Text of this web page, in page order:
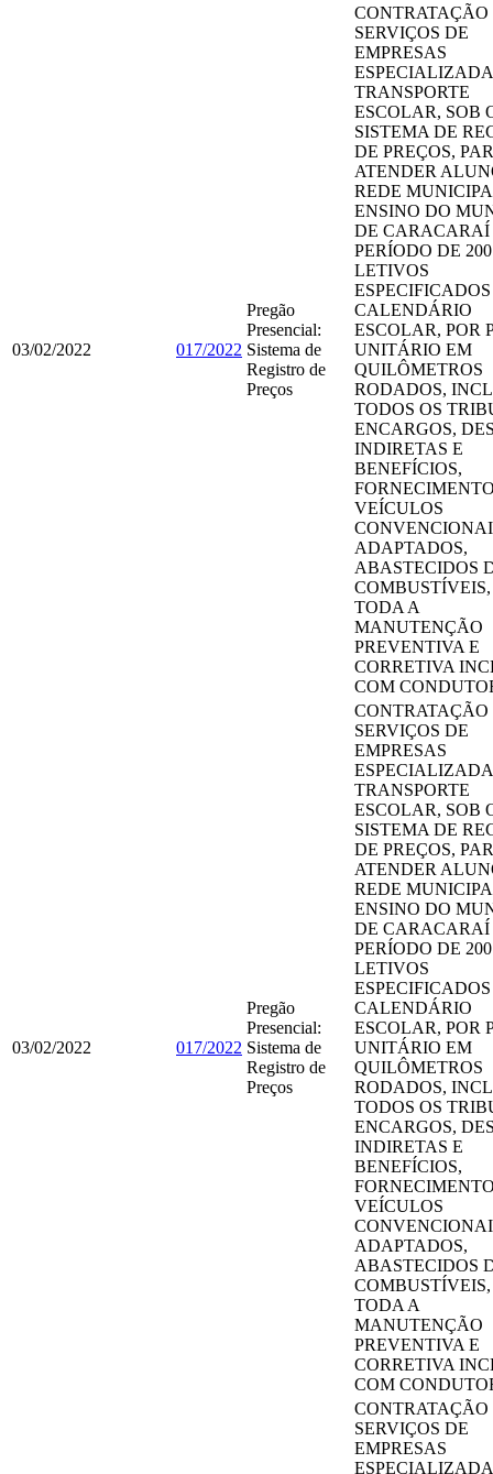
03/02/2022 017/2022
Pregão
Presencial:
Sistema de
Registro de
Preços
CONTRATAÇÃO
SERVIÇOS DE
EMPRESAS
TRANSPORTE
ESCOLAR, SOB
SISTEMA DE
DE PREÇOS,
ATENDER
REDE
ENSINO DO
DE CARACARAÍ
PERÍODO DE
LETIVOS
CALENDÁRIO
ESCOLAR, POR
UNITÁRIO EM
QUILÔMETROS
RODADOS,
TODOS OS
ENCARGOS,
INDIRETAS E
BENEFÍCIOS,
VEÍCULOS
ADAPTADOS,
ABASTECIDOS
TODA A
MANUTENÇÃO
PREVENTIVA E
CORRETIVA
COM
03/02/2022 017/2022
Pregão
Presencial:
Sistema de
Registro de
Preços
CONTRATAÇÃO
SERVIÇOS DE
EMPRESAS
TRANSPORTE
ESCOLAR, SOB
SISTEMA DE
DE PREÇOS,
ATENDER
REDE
ENSINO DO
DE CARACARAÍ
PERÍODO DE
LETIVOS
CALENDÁRIO
ESCOLAR, POR
UNITÁRIO EM
QUILÔMETROS
RODADOS,
TODOS OS
ENCARGOS,
INDIRETAS E
BENEFÍCIOS,
VEÍCULOS
ADAPTADOS,
ABASTECIDOS
TODA A
MANUTENÇÃO
PREVENTIVA E
CORRETIVA
COM
CONTRATAÇÃO
SERVIÇOS DE
EMPRESAS